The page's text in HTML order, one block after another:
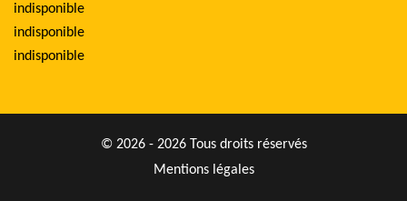
indisponible
indisponible
indisponible
© 2026 - 2026 Tous droits réservés
Mentions légales